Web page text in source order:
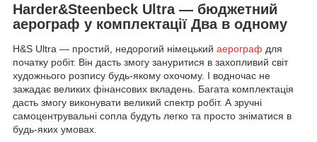
Harder&Steenbeck Ultra — бюджетний
аерограф у комплектації Два в одному
H&S Ultra — простий, недорогий німецький аерограф для
початку робіт. Він дасть змогу зануритися в захопливий світ
художнього розпису будь-якому охочому. І водночас не
зажадає великих фінансових вкладень. Багата комплектація
дасть змогу виконувати великий спектр робіт. А зручні
самоцентрувальні сопла будуть легко та просто зніматися в
будь-яких умовах.